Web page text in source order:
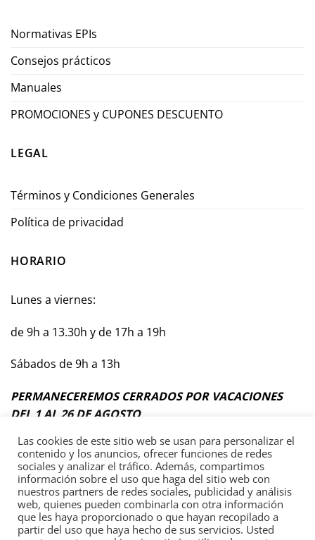
Normativas EPIs
Consejos prácticos
Manuales
PROMOCIONES y CUPONES DESCUENTO
LEGAL
Términos y Condiciones Generales
Política de privacidad
HORARIO
Lunes a viernes:
de 9h a 13.30h y de 17h a 19h
Sábados de 9h a 13h
PERMANECEREMOS CERRADOS POR VACACIONES
DEL 1 AL 26 DE AGOSTO
Términos y Condiciones Generales
Política de privacidad
Las cookies de este sitio web se usan para personalizar el
contenido y los anuncios, ofrecer funciones de redes
sociales y analizar el tráfico. Además, compartimos
información sobre el uso que haga del sitio web con
nuestros partners de redes sociales, publicidad y análisis
web, quienes pueden combinarla con otra información
que les haya proporcionado o que hayan recopilado a
partir del uso que haya hecho de sus servicios. Usted